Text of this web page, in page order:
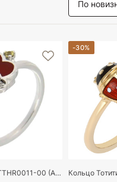
Кольцо Тотити TTHR0011-00 (Au 585)
-30%